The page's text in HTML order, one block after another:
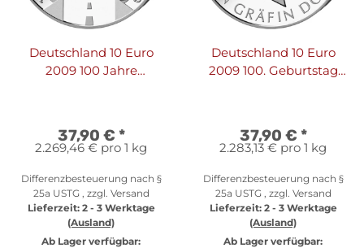
Deutschland 10 Euro
2009 100 Jahre
37,90 € *
2.269,46 € pro 1 kg
Differenzbesteuerung nach §
25a USTG , zzgl. Versand
Lieferzeit: 2 - 3 Werktage
(Ausland)
Ab Lager verfügbar:
Deutschland 10 Euro
2009 100. Geburtstag
37,90 € *
2.283,13 € pro 1 kg
Differenzbesteuerung nach §
25a USTG , zzgl. Versand
Lieferzeit: 2 - 3 Werktage
(Ausland)
Ab Lager verfügbar: